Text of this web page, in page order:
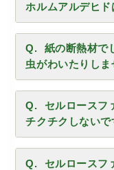
ホルムアルデヒド
紙の断熱材で
虫がわいたりしま
セルロースフ
チクチクしないで
セルロースフ